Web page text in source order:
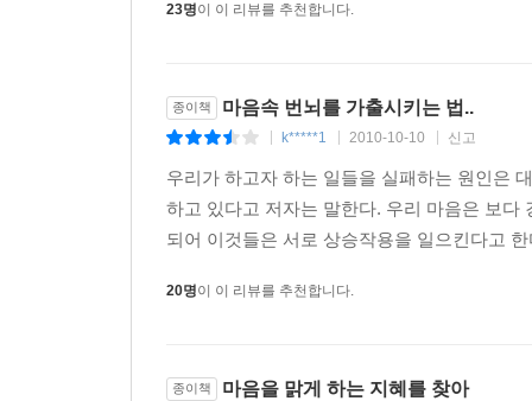
23명이 이 리뷰를 추천합니다.
종이책 마음속 번뇌를 가출시키는 법..
k*****1 2010-10-10 신고
우리가 하고자 하는 일들을 실패하는 원인은
하고 있다고 저자는 말한다. 우리 마음은 보다
되어 이것들은 서로 상승작용을 일으킨다고
20명이 이 리뷰를 추천합니다.
종이책 마음을 맑게 하는 지혜를 찾아